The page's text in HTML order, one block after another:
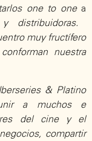
one to onea
distribuidoras.
muy fructífero
nuestra
& Platino
a muchos e
del cine y el
compartir